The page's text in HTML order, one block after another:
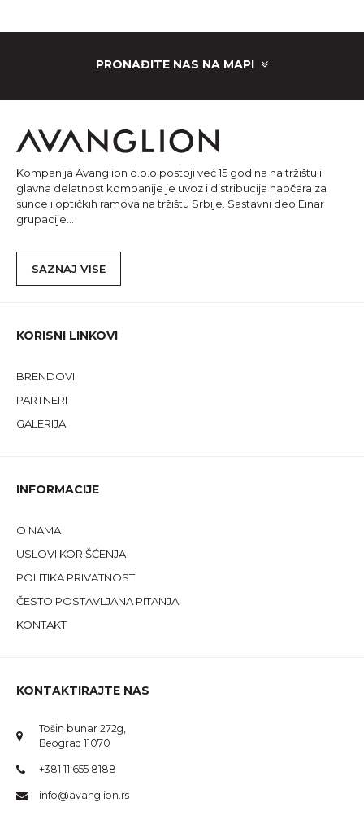
PRONAĐITE NAS NA MAPI
Kompanija Avanglion d.o.o postoji već 15 godina na tržištu i
glavna delatnost kompanije je uvoz i distribucija naočara za
sunce i optičkih ramova na tržištu Srbije. Sastavni deo Einar
grupacije...
SAZNAJ VISE
KORISNI LINKOVI
BRENDOVI
PARTNERI
GALERIJA
INFORMACIJE
O NAMA
USLOVI KORIŠĆENJA
POLITIKA PRIVATNOSTI
ČESTO POSTAVLJANA PITANJA
KONTAKT
KONTAKTIRAJTE NAS
Tošin bunar 272g,
Beograd 11070
+381 11 655 8188
info@avanglion.rs